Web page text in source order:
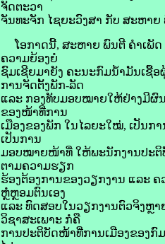
ຈັດຕະວາ
ຈັນທະຈັກ ໄຊຍະວົງສາ ກັບ ສະຫາຍ
ໂອກາດນີ້, ສະຫາຍ ພົນຕີ ຄໍາເພັ
ຄວາມຍ້ອງຍໍ
ຊົມເຊີຍມາຍັງ ຄະນະກົມນໍ້າມັນເຊື້ອ
ການຈັດຕັ້ງພັກ-ລັດ
ແລະ ກອງທັບມອບໝາຍໃຫ້ຢ່າງມີຜົ
ຂອງໜ້າທີ່ການ
ເມືອງຂອງພັກ ໃນໄລຍະໃໝ່, ເປັນ
ເປັນການ
ມອບໝາຍໜ້າທີ່ ໃຫ້ພະນັກງານປະຕິ
ຕາມຄວາມຮຽກ
ຮ້ອງຕ້ອງການຂອງວຽກງານ ແລະ
ຫຼໍ່ຫຼອມຕົນເອງ
ແລະ ທົດສອບໃນວຽກງານຕົວຈິງຫຼ
ວິຊາສະເພາະ ກໍ່ຄື
ການປະຕິບັດໜ້າທີ່ການເມືອງຂອງກົ